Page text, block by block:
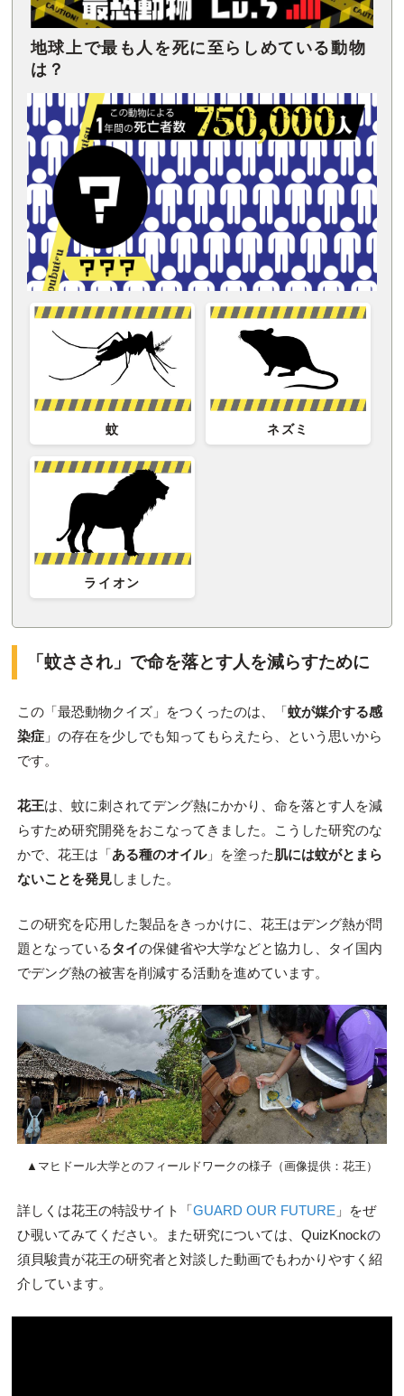
地球上で最も人を死に至らしめている動物
は？
蚊 ネズミ
ライオン
「蚊さされ」で命を落とす人を減らすために
この「最恐動物クイズ」をつくったのは、「蚊が媒介する感
染症」の存在を少しでも知ってもらえたら、という思いから
です。
花王は、蚊に刺されてデング熱にかかり、命を落とす人を減
らすため研究開発をおこなってきました。こうした研究のな
かで、花王は「ある種のオイル」を塗った肌には蚊がとまら
ないことを発見しました。
この研究を応用した製品をきっかけに、花王はデング熱が問
題となっているタイの保健省や大学などと協力し、タイ国内
でデング熱の被害を削減する活動を進めています。
▲マヒドール大学とのフィールドワークの様子（画像提供：花王）
詳しくは花王の特設サイト「GUARD OUR FUTURE 」をぜ
ひ覗いてみてください。また研究については、QuizKnockの
須貝駿貴が花王の研究者と対談した動画でもわかりやすく紹
介しています。